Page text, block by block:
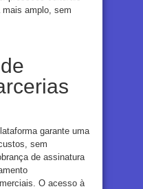
amplo, sem
garante uma
sem
de assinatura
O acesso à